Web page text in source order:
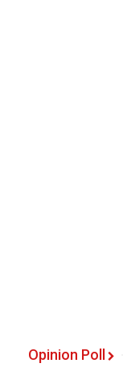
Opinion Poll